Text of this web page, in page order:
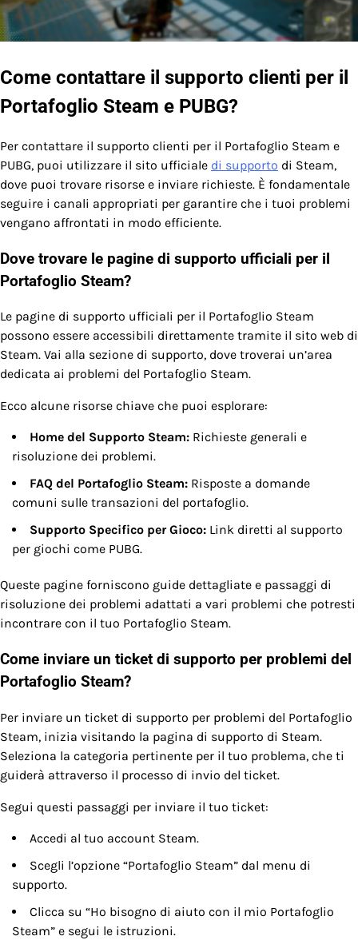
Come contattare il supporto clienti per il
Portafoglio Steam e PUBG?
Per contattare il supporto clienti per il Portafoglio Steam e
PUBG, puoi utilizzare il sito ufficiale di supporto di Steam,
dove puoi trovare risorse e inviare richieste. È fondamentale
seguire i canali appropriati per garantire che i tuoi problemi
vengano affrontati in modo efficiente.
Dove trovare le pagine di supporto ufficiali per il
Portafoglio Steam?
Le pagine di supporto ufficiali per il Portafoglio Steam
possono essere accessibili direttamente tramite il sito web di
Steam. Vai alla sezione di supporto, dove troverai un’area
dedicata ai problemi del Portafoglio Steam.
Ecco alcune risorse chiave che puoi esplorare:
Home del Supporto Steam: Richieste generali e
risoluzione dei problemi.
FAQ del Portafoglio Steam: Risposte a domande
comuni sulle transazioni del portafoglio.
Supporto Specifico per Gioco: Link diretti al supporto
per giochi come PUBG.
Queste pagine forniscono guide dettagliate e passaggi di
risoluzione dei problemi adattati a vari problemi che potresti
incontrare con il tuo Portafoglio Steam.
Come inviare un ticket di supporto per problemi del
Portafoglio Steam?
Per inviare un ticket di supporto per problemi del Portafoglio
Steam, inizia visitando la pagina di supporto di Steam.
Seleziona la categoria pertinente per il tuo problema, che ti
guiderà attraverso il processo di invio del ticket.
Segui questi passaggi per inviare il tuo ticket:
Accedi al tuo account Steam.
Scegli l’opzione “Portafoglio Steam” dal menu di
supporto.
Clicca su “Ho bisogno di aiuto con il mio Portafoglio
Steam” e segui le istruzioni.